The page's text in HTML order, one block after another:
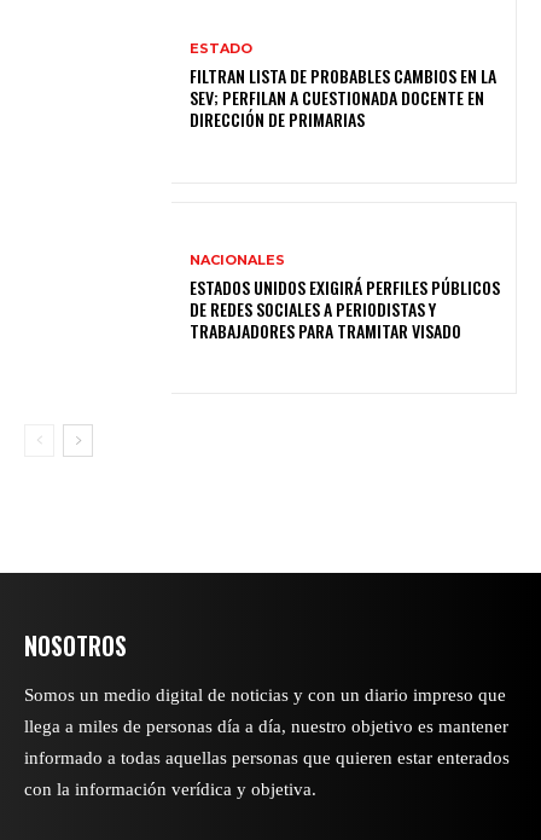
ESTADO
FILTRAN LISTA DE PROBABLES CAMBIOS EN LA
SEV; PERFILAN A CUESTIONADA DOCENTE EN
DIRECCIÓN DE PRIMARIAS
NACIONALES
ESTADOS UNIDOS EXIGIRÁ PERFILES PÚBLICOS
DE REDES SOCIALES A PERIODISTAS Y
TRABAJADORES PARA TRAMITAR VISADO
NOSOTROS
Somos un medio digital de noticias y con un diario impreso que
llega a miles de personas día a día, nuestro objetivo es mantener
informado a todas aquellas personas que quieren estar enterados
con la información verídica y objetiva.